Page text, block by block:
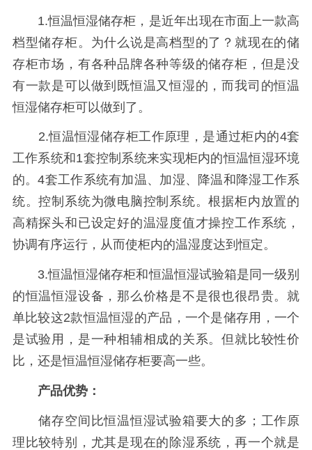
1.恒温恒湿储存柜，是近年出现在市面上一款高
档型储存柜。为什么说是高档型的了？就现在的储
存柜市场，有各种品牌各种等级的储存柜，但是没
有一款是可以做到既恒温又恒湿的，而我司的恒温
恒湿储存柜可以做到了。
2.恒温恒湿储存柜工作原理，是通过柜内的4套
工作系统和1套控制系统来实现柜内的恒温恒湿环境
的。4套工作系统有加温、加湿、降温和降湿工作系
统。控制系统为微电脑控制系统。根据柜内放置的
高精探头和已设定好的温湿度值才操控工作系统，
协调有序运行，从而使柜内的温湿度达到恒定。
3.恒温恒湿储存柜和恒温恒湿试验箱是同一级别
的恒温恒湿设备，那么价格是不是很也很昂贵。就
单比较这2款恒温恒湿的产品，一个是储存用，一个
是试验用，是一种相辅相成的关系。但就比较性价
比，还是恒温恒湿储存柜要高一些。
产品优势：
储存空间比恒温恒湿试验箱要大的多；工作原
理比较特别，尤其是现在的除湿系统，再一个就是